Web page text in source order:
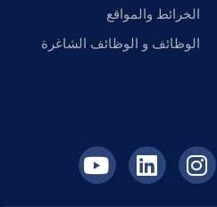
الخرائط والمواقع
الوظائف و الوظائف الشاغرة